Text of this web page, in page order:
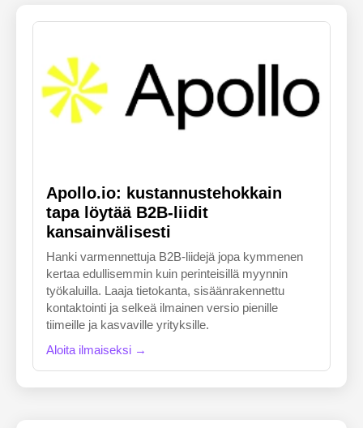
Apollo.io: kustannustehokkain
tapa löytää B2B-liidit
kansainvälisesti
Hanki varmennettuja B2B-liidejä jopa kymmenen
kertaa edullisemmin kuin perinteisillä myynnin
työkaluilla. Laaja tietokanta, sisäänrakennettu
kontaktointi ja selkeä ilmainen versio pienille
tiimeille ja kasvaville yrityksille.
Aloita ilmaiseksi →